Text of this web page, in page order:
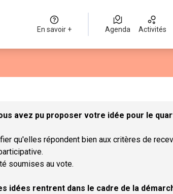
En savoir + Agenda Activités
avez pu proposer votre idée pour le
qu'elles répondent bien aux critères de
soumises au vote.
idées rentrent dans le cadre de la